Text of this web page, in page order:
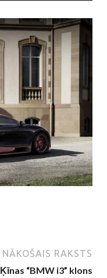
NĀKOŠAIS RAKSTS
Ķīnas “BMW i3” klons